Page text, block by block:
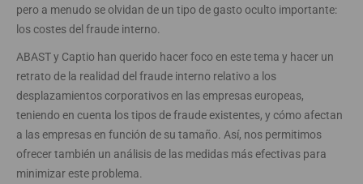
pero a menudo se olvidan de un tipo de gasto oculto importante:
los costes del fraude interno.
ABAST y Captio han querido hacer foco en este tema y hacer un
retrato de la realidad del fraude interno relativo a los
desplazamientos corporativos en las empresas europeas,
teniendo en cuenta los tipos de fraude existentes, y cómo afectan
a las empresas en función de su tamaño. Así, nos permitimos
ofrecer también un análisis de las medidas más efectivas para
minimizar este problema.